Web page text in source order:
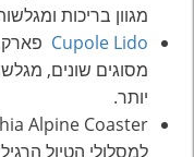
מגוון בריכות
Cupole Lido‬ פארק
מסוגים שונים,
יותר.
Alpine Coaster
למסלולי הטיול